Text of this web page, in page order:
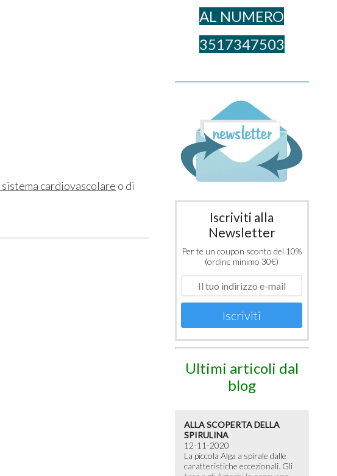
sistema cardiovascolare o di
AL NUME​RO
3517347503
Iscriviti alla
Newsletter
Per te un coupon sconto del 10%
(ordine minimo 30€)
Iscriviti
Ultimi articoli dal
blog
ALLA SCOPERTA DELLA
SPIRULINA
12-11-2020
La piccola Alga a spirale dalle
caratteristiche eccezionali. Gli